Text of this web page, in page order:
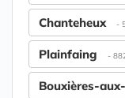
Chanteheux -
Plainfaing -
Bouxières-